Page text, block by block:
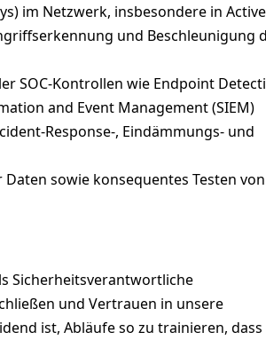
im Netzwerk, insbesondere in Active
und Beschleunigung
SOC-Kontrollen wie Endpoint
and Event Management (SIEM)
Response-, Eindämmungs- und
sowie konsequentes Testen von
Sicherheitsverantwortliche
und Vertrauen in unsere
ist, Abläufe so zu trainieren, dass